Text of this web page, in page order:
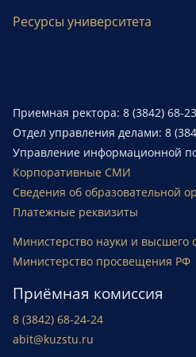
Ресурсы университета
Приемная ректора: 8 (3842) 68-
Отдел управления делами: 8
Управление информационной
Корпоративные СМИ
Сведения об образовательной
Платежные реквизиты
Министерство науки и высшего
Министерство просвещения РФ
Приёмная комиссия
8 (3842) 68-24-24
abit@kuzstu.ru